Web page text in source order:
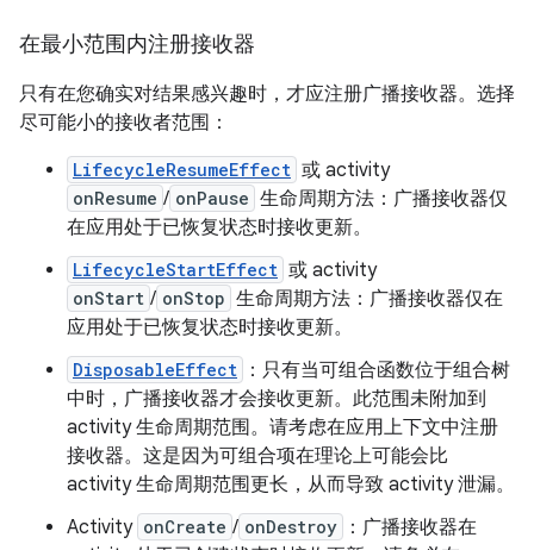
在最小范围内注册接收器
只有在您确实对结果感兴趣时，才应注册广播接收器。选择
尽可能小的接收者范围：
LifecycleResumeEffect 或 activity
onResume / onPause 生命周期方法：广播接收器仅
在应用处于已恢复状态时接收更新。
LifecycleStartEffect 或 activity
onStart / onStop 生命周期方法：广播接收器仅在
应用处于已恢复状态时接收更新。
DisposableEffect
：只有当可组合函数位于组合树
中时，广播接收器才会接收更新。此范围未附加到
activity 生命周期范围。请考虑在应用上下文中注册
接收器。这是因为可组合项在理论上可能会比
activity 生命周期范围更长，从而导致 activity 泄漏。
Activity onCreate / onDestroy
：广播接收器在